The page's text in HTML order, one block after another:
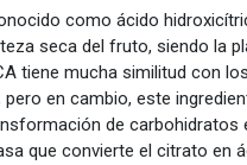
como ácido
seca del fruto, siendo la
tiene mucha similitud con
en cambio, este
de carbohidratos
que convierte el citrato en